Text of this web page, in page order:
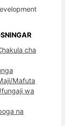
cha
Mafuta
wa
na